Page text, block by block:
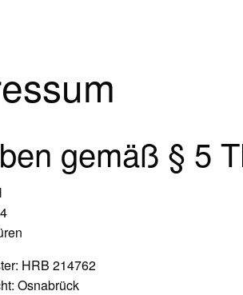
gemäß § 5
HRB 214762
Osnabrück